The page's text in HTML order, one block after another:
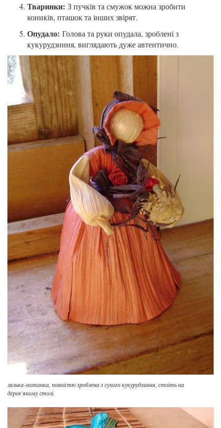
Тваринки: З пучків та смужок можна зробити
коників, пташок та інших звірят.
Опудало: Голова та руки опудала, зроблені з
кукурудзиння, виглядають дуже автентично.
лялька-мотанка, повністю зроблена з сухого кукурудзиння, стоїть на
дерев’яному столі.